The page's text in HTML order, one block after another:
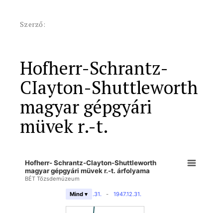
Szerző:
Hofherr-Schrantz-
CIayton-Shuttleworth
magyar gépgyári
müvek r.-t.
Hofherr- Schrantz-CIayton-Shuttleworth
magyar gépgyári müvek r.-t. árfolyama
BÉT Tőzsdemúzeum
1922.12.31. - 1947.12.31.
Mind ▾